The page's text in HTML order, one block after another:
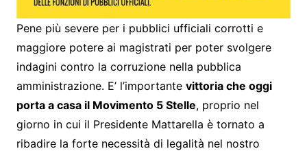
Pene più severe per i pubblici ufficiali corrotti e
maggiore potere ai magistrati per poter svolgere
indagini contro la corruzione nella pubblica
amministrazione. E’ l’importante vittoria che oggi
porta a casa il Movimento 5 Stelle, proprio nel
giorno in cui il Presidente Mattarella è tornato a
ribadire la forte necessità di legalità nel nostro